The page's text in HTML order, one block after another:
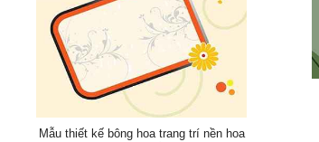
Mẫu thiết kế bông hoa trang trí nền hoa